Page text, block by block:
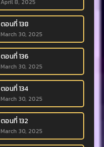
April 8, 2025
ตอนที่ 138
March 30, 2025
ตอนที่ 136
March 30, 2025
ตอนที่ 134
March 30, 2025
ตอนที่ 132
March 30, 2025